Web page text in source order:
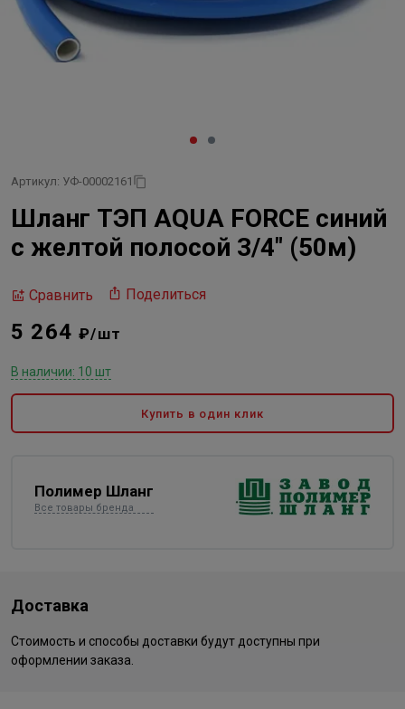
Артикул: УФ-00002161
Шланг ТЭП AQUA FORCE синий
с желтой полосой 3/4" (50м)
Сравнить Поделиться
5 264₽/шт
В наличии: 10 шт
Купить в один клик
Полимер Шланг
Все товары бренда
Доставка
Стоимость и способы доставки будут доступны при
оформлении заказа.